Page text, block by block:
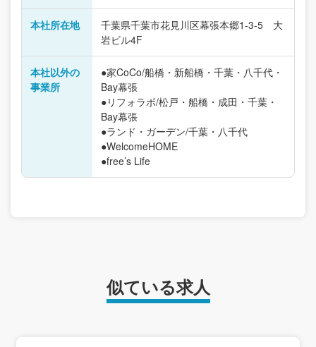
本社所在地
千葉県千葉市花見川区幕張本郷1-3-5 大
岩ビル4F
本社以外の
事業所
●家CoCo/船橋・新船橋・千葉・八千代・
Bay幕張
●リフォラボ/松戸・船橋・成田・千葉・
Bay幕張
●ランド・ガーデン/千葉・八千代
●WelcomeHOME
●free’s Life
似ている求人